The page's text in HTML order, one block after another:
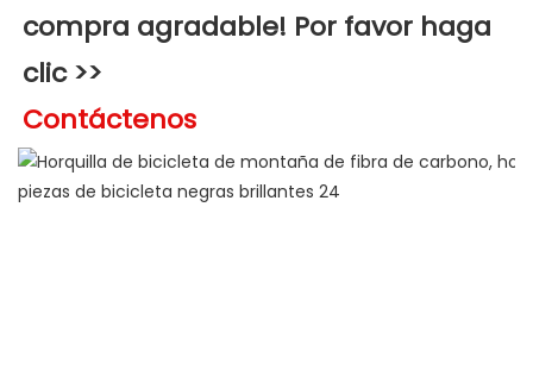
compra agradable! Por favor haga
clic >>